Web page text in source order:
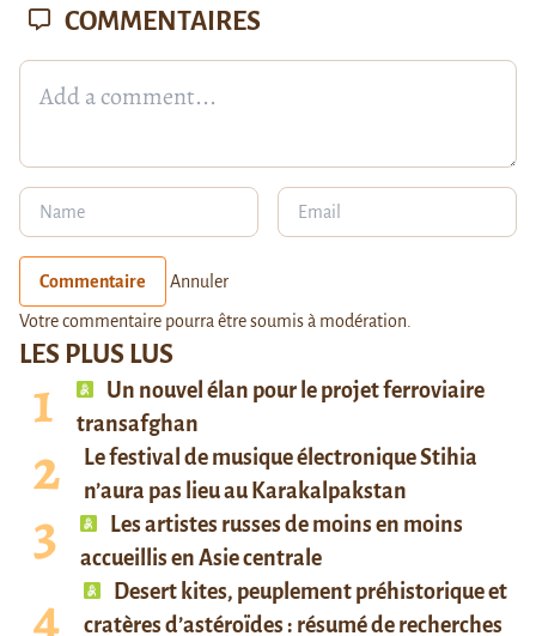
LES PLUS LUS
Un nouvel élan pour le projet ferroviaire
transafghan
Le festival de musique électronique Stihia
n’aura pas lieu au Karakalpakstan
Les artistes russes de moins en moins
accueillis en Asie centrale
Desert kites, peuplement préhistorique et
cratères d’astéroïdes : résumé de recherches
COMMENTAIRES
Commentaire Annuler
Votre commentaire pourra être soumis à modération.